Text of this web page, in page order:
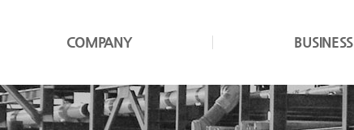
COMPANY BUSINESS